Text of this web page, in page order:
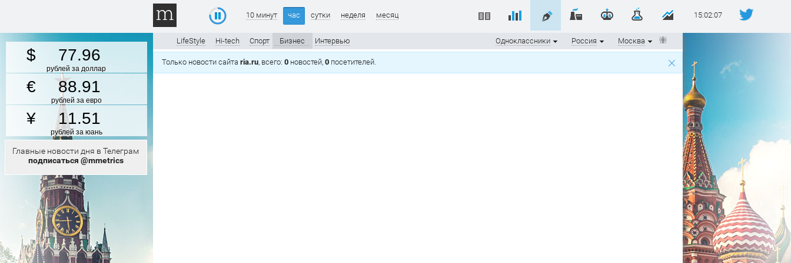
77.96
рублей за доллар
88.91
рублей за евро
11.51
рублей за юань
Главные новости дня в Телеграм
подписаться @mmetrics
15:02:08
10 минут час сутки неделя месяц
LifeStyle Hi-tech Спорт Бизнес Интервью Москва
Россия
Одноклассники
Только новости сайта ria.ru, всего: 0 новостей, 0 посетителей.